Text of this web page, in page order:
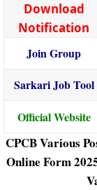
Download
Notification
Join Group
Sarkari Job Tool
Official Website
CPCB Various
Online Form